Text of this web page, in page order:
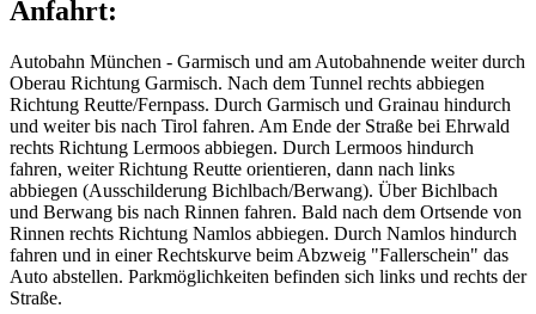
Anfahrt:
Autobahn München - Garmisch und am Autobahnende weiter durch
Oberau Richtung Garmisch. Nach dem Tunnel rechts abbiegen
Richtung Reutte/Fernpass. Durch Garmisch und Grainau hindurch
und weiter bis nach Tirol fahren. Am Ende der Straße bei Ehrwald
rechts Richtung Lermoos abbiegen. Durch Lermoos hindurch
fahren, weiter Richtung Reutte orientieren, dann nach links
abbiegen (Ausschilderung Bichlbach/Berwang). Über Bichlbach
und Berwang bis nach Rinnen fahren. Bald nach dem Ortsende von
Rinnen rechts Richtung Namlos abbiegen. Durch Namlos hindurch
fahren und in einer Rechtskurve beim Abzweig "Fallerschein" das
Auto abstellen. Parkmöglichkeiten befinden sich links und rechts der
Straße.